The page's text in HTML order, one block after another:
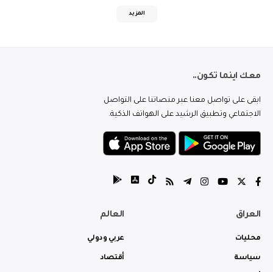
المزيد
معك اينما تكون..
ابقى على تواصل معنا عبر منصاتنا على التواصل
الاجتماعي وتطبيق الرشيد على الهواتف الذكية.
العراق
محليات
سياسة
العالم
عربي ودولي
أقتصاد